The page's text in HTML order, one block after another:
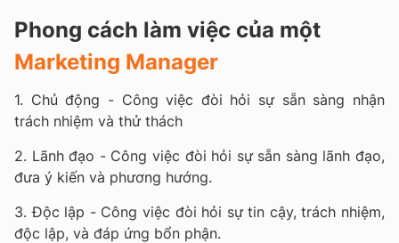
Phong cách làm việc của một
Marketing Manager
1. Chủ động - Công việc đòi hỏi sự sẵn sàng nhận
trách nhiệm và thử thách
2. Lãnh đạo - Công việc đòi hỏi sự sẵn sàng lãnh đạo,
đưa ý kiến và phương hướng.
3. Độc lập - Công việc đòi hỏi sự tin cậy, trách nhiệm,
độc lập, và đáp ứng bổn phận.